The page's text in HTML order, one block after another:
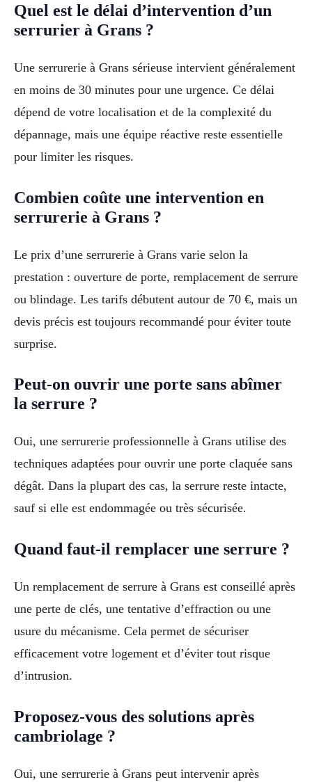
Quel est le délai d’intervention d’un
serrurier à Grans ?
Une serrurerie à Grans sérieuse intervient généralement
en moins de 30 minutes pour une urgence. Ce délai
dépend de votre localisation et de la complexité du
dépannage, mais une équipe réactive reste essentielle
pour limiter les risques.
Combien coûte une intervention en
serrurerie à Grans ?
Le prix d’une serrurerie à Grans varie selon la
prestation : ouverture de porte, remplacement de serrure
ou blindage. Les tarifs débutent autour de 70 €, mais un
devis précis est toujours recommandé pour éviter toute
surprise.
Peut-on ouvrir une porte sans abîmer
la serrure ?
Oui, une serrurerie professionnelle à Grans utilise des
techniques adaptées pour ouvrir une porte claquée sans
dégât. Dans la plupart des cas, la serrure reste intacte,
sauf si elle est endommagée ou très sécurisée.
Quand faut-il remplacer une serrure ?
Un remplacement de serrure à Grans est conseillé après
une perte de clés, une tentative d’effraction ou une
usure du mécanisme. Cela permet de sécuriser
efficacement votre logement et d’éviter tout risque
d’intrusion.
Proposez-vous des solutions après
cambriolage ?
Oui, une serrurerie à Grans peut intervenir après